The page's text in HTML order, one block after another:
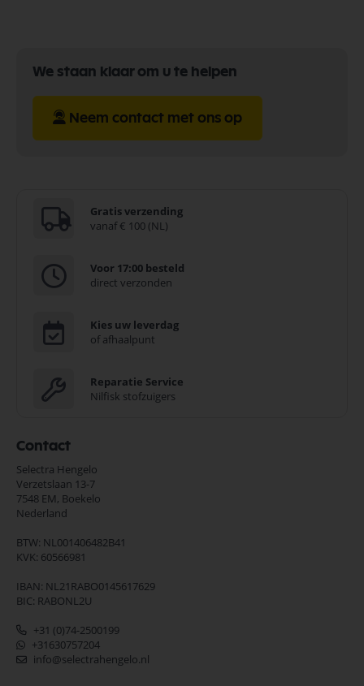
We staan klaar om u te helpen
Neem contact met ons op
Gratis verzending
vanaf € 100 (NL)
Voor 17:00 besteld
direct verzonden
Kies uw leverdag
of afhaalpunt
Reparatie Service
Nilfisk stofzuigers
Contact
Selectra Hengelo
Verzetslaan 13-7
7548 EM, Boekelo
Nederland
BTW: NL001406482B41
KVK: 60566981
IBAN: NL21RABO0145617629
BIC: RABONL2U
+31 (0)74-2500199
+31630757204
info@selectrahengelo.nl